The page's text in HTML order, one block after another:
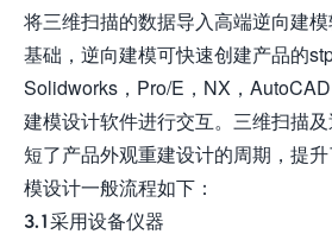
将三维扫描的数据导入高端逆向建
基础，逆向建模可快速创建产品的
Solidworks，Pro/E，NX，
建模设计软件进行交互。三维扫描
短了产品外观重建设计的周期，提
模设计一般流程如下：
3.1采用设备仪器